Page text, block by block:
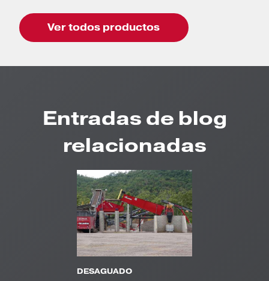
Ver todos productos
Entradas de blog
relacionadas
DESAGUADO